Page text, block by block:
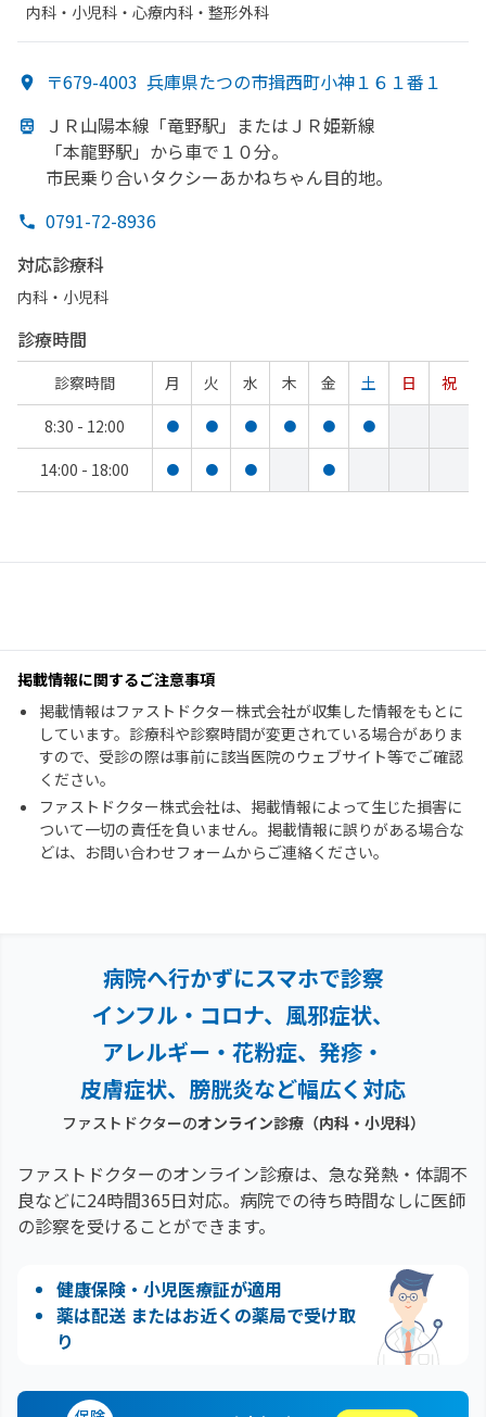
内科・​小児科・​心療内科・​整形外科
〒679-4003 兵庫県たつの市揖西町小神１６１番１
ＪＲ山陽本線 「竜野駅」または ＪＲ姫新線
「本龍野駅」から車で １０分。
市民乗り合いタクシーあかねちゃん目的地。
0791-72-8936
対応診療科
内科・​小児科
診療時間
診察時間 月 火 水 木 金 土 日
祝
8:30 - 12:00
● ● ● ● ● ●
14:00 - 18:00 ● ● ● ●
掲載情報に関するご注意事項
掲載情報はファストドクター株式会社が収集した情報をもとに
しています。診療科や診察時間が変更されている場合がありま
すので、受診の際は事前に該当医院のウェブサイト等でご確認
ください。
ファストドクター株式会社は、掲載情報によって生じた損害に
ついて一切の責任を負いません。掲載情報に誤りがある場合な
どは、お問い合わせフォームからご連絡ください。
病院へ行かずにスマホで診察
インフル・コロナ、風邪症状、
アレルギー・花粉症、 発疹・
皮膚症状、膀胱炎など幅広く対応
ファストドクターのオンライン診療（内科・小児科）
ファストドクターのオンライン診療は、急な発熱・体調不
良などに24時間365日対応。 病院での待ち時間なしに医師
の診察を受けることができます。
健康保険・小児医療証が適用
薬は配送 またはお近くの薬局で受け取
り